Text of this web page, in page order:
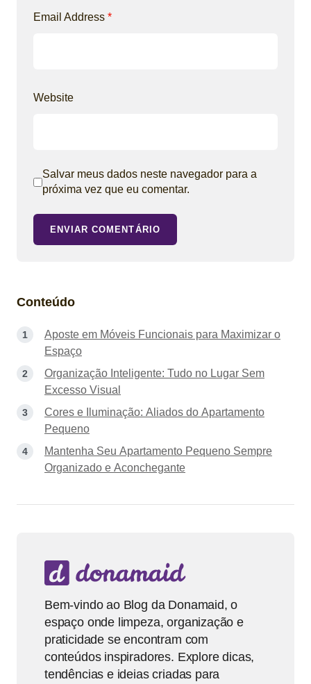
Email Address *
Website
Salvar meus dados neste navegador para a
próxima vez que eu comentar.
ENVIAR COMENTÁRIO
Conteúdo
Aposte em Móveis Funcionais para Maximizar o
Espaço
Organização Inteligente: Tudo no Lugar Sem
Excesso Visual
Cores e Iluminação: Aliados do Apartamento
Pequeno
Mantenha Seu Apartamento Pequeno Sempre
Organizado e Aconchegante
Bem-vindo ao Blog da Donamaid, o
espaço onde limpeza, organização e
praticidade se encontram com
conteúdos inspiradores. Explore dicas,
tendências e ideias criadas para